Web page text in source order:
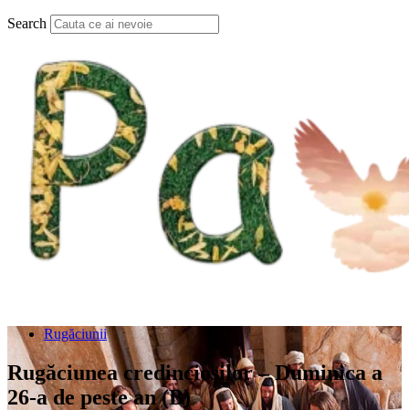
Search
Rugăciunii
Rugăciunea credincioșilor – Duminica a
26-a de peste an (B)